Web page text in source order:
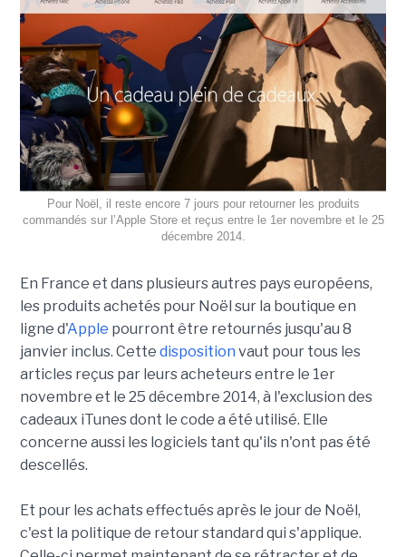
Pour Noël, il reste encore 7 jours pour retourner les produits
commandés sur l’Apple Store et reçus entre le 1er novembre et le 25
décembre 2014.
En France et dans plusieurs autres pays européens,
les produits achetés pour Noël sur la boutique en
ligne d'Apple pourront être retournés jusqu'au 8
janvier inclus. Cette disposition vaut pour tous les
articles reçus par leurs acheteurs entre le 1er
novembre et le 25 décembre 2014, à l'exclusion des
cadeaux iTunes dont le code a été utilisé. Elle
concerne aussi les logiciels tant qu'ils n'ont pas été
descellés.
Et pour les achats effectués après le jour de Noël,
c'est la politique de retour standard qui s'applique.